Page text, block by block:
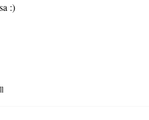
:)